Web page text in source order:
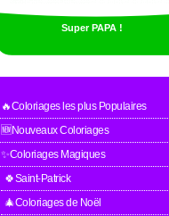
Super PAPA !
🔥Coloriages les plus Populaires
🆕Nouveaux Coloriages
✨Coloriages Magiques
🍀Saint-Patrick
🎄Coloriages de Noël